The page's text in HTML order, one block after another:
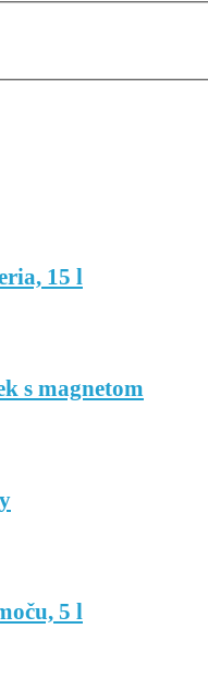
15 l
s magnetom
5 l